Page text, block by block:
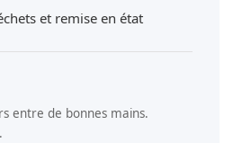
et remise en état
entre de bonnes mains.